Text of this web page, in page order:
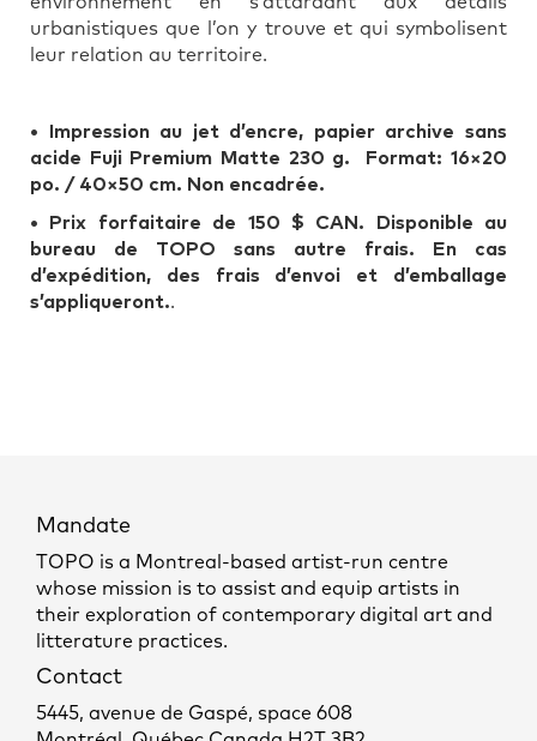
urbanistiques que l’on y trouve et qui symbolisent
leur relation au territoire.
•
Impression au jet d’encre, papier archive sans
acide Fuji Premium Matte 230 g. Format: 16×20
po. / 40×50 cm. Non encadrée.
• Prix forfaitaire de 150 $ CAN. Disponible au
bureau de TOPO sans autre frais. En cas
d’expédition, des frais d’envoi et d’emballage
s’appliqueront..
Mandate
TOPO is a Montreal-based artist-run centre
whose mission is to assist and equip artists in
their exploration of contemporary digital art and
litterature practices.
Contact
5445, avenue de Gaspé, space 608